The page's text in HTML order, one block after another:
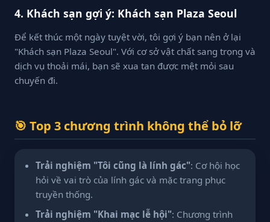
4. Khách sạn gợi ý: Khách sạn Plaza Seoul
Để kết thúc một ngày tuyệt vời, tôi gợi ý bạn nên ở lại
"Khách sạn Plaza Seoul". Với cơ sở vật chất sang trọng và
dịch vụ thoải mái, bạn sẽ xua tan được mệt mỏi sau
chuyến đi.
🎯 Top 3 chương trình không thể bỏ lỡ
Trải nghiệm "Tôi cũng là lính gác": Cơ hội học
hỏi về vai trò của lính gác và mặc trang phục
truyền thống.
Trải nghiệm "Khai mạc lễ hội": Chương trình